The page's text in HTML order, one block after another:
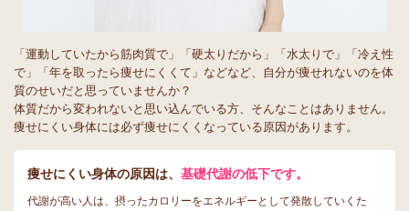
「運動していたから筋肉質で」「硬太りだから」「水太りで」「冷え性
で」「年を取ったら痩せにくくて」などなど、自分が痩せれないのを体
質のせいだと思っていませんか？
体質だから変われないと思い込んでいる方、そんなことはありません。
痩せにくい身体には必ず痩せにくくなっている原因があります。
痩せにくい身体の原因は、 基礎代謝の低下です。
代謝が高い人は、摂ったカロリーをエネルギーとして発散していくた